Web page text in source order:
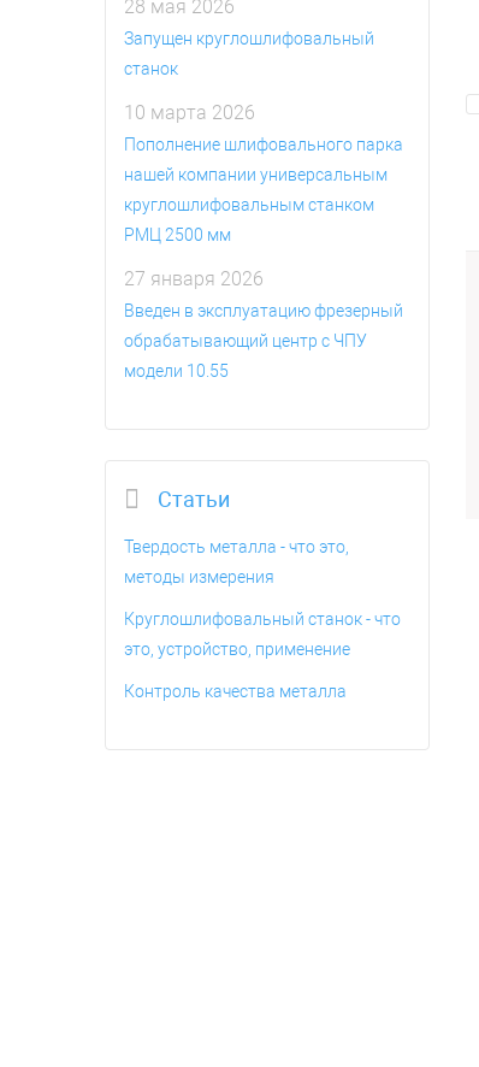
28 мая 2026
Запущен круглошлифовальный
станок
10 марта 2026
Пополнение шлифовального парка
нашей компании универсальным
круглошлифовальным станком
РМЦ 2500 мм
27 января 2026
Введен в эксплуатацию фрезерный
обрабатывающий центр с ЧПУ
модели 10.55
Статьи
Твердость металла - что это,
методы измерения
Круглошлифовальный станок - что
это, устройство, применение
Контроль качества металла